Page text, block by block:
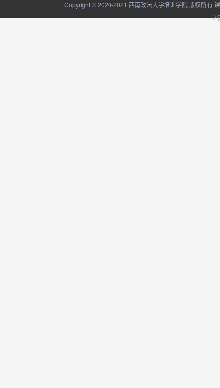
Copyright © 2020-2021 西南政法大学培训学院 版权所有
立